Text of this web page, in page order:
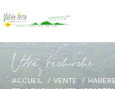
Vore recece
ACCUEIL VENTE